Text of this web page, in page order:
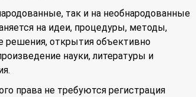
так и на необнародованные
на идеи, процедуры, методы,
решения, открытия объективно
науки, литературы и
права не требуются регистрация